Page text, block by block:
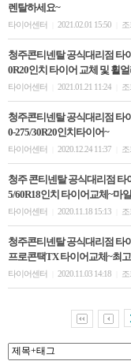
렌탈하세요~
타이어센터 2021.02.01 15:50 조
청주콘티넨탈 공식대리점 타
0R20인치 타이어 교체 및 휠
타이어센터 2021.01.21 11:24 조
청주콘티넨탈 공식대리점 타
0-275/30R20인치타이어~
타이어센터 2020.12.24 11:37 조
청주 콘티넨탈 공식대리점
5/60R18인치 타이어교체~마
타이어센터 2020.11.18 15:13 조
청주콘티넨탈 공식대리점 타
프로콘택TX 타이어교체~최
타이어센터 2020.11.03 14:18 조